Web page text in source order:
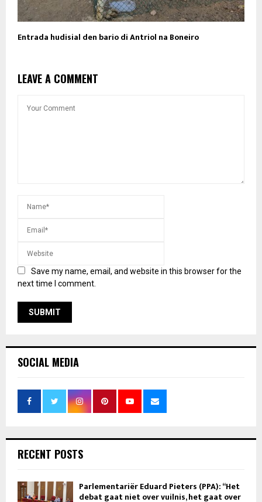
Entrada hudisial den bario di Antriol na Boneiro
LEAVE A COMMENT
Save my name, email, and website in this browser for the
next time I comment.
SOCIAL MEDIA
RECENT POSTS
Parlementariër Eduard Pieters (PPA): “Het
debat gaat niet over vuilnis, het gaat over